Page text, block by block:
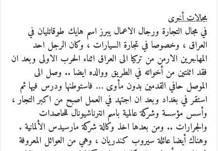
مجالات أخرى
في مجال التجارة ورجال الاعمال يبرز اسم هايك طوقاتليان في
العراق ، وخصوصا في تجارة السيارات ، وكان الرجل احد
المهاجرين الارمن من تركيا الى العراق اثناء الحرب الاولى وبعد ان
فقد اثنتين من أخواته في الطريق ووالده ايضا .. وصل الى
الموصل حافي القدمين بدون مأوى … فاستوطنها ودرس فيها ثم
استقر في بغداد وبعد ان اجتهد في العمل اصبح من اكبر التجار ،
وأسس مؤسسة وشركة عالمية باسم انترناشيونال للحاصدات
والجرارات .. ومن بعدها اخذ وكالة شركة مارسيدس الألمانية .
وهناك أيضا عائلة سيروب كندريان ، وهي من العوائل المعروفة